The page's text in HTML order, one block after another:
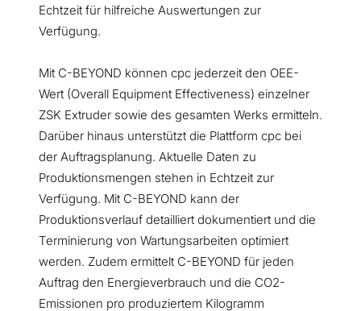
Echtzeit für hilfreiche Auswertungen zur
Verfügung.
Mit C-BEYOND können cpc jederzeit den OEE-
Wert (Overall Equipment Effectiveness) einzelner
ZSK Extruder sowie des gesamten Werks ermitteln.
Darüber hinaus unterstützt die Plattform cpc bei
der Auftragsplanung. Aktuelle Daten zu
Produktionsmengen stehen in Echtzeit zur
Verfügung. Mit C-BEYOND kann der
Produktionsverlauf detailliert dokumentiert und die
Terminierung von Wartungsarbeiten optimiert
werden. Zudem ermittelt C-BEYOND für jeden
Auftrag den Energieverbrauch und die CO2-
Emissionen pro produziertem Kilogramm